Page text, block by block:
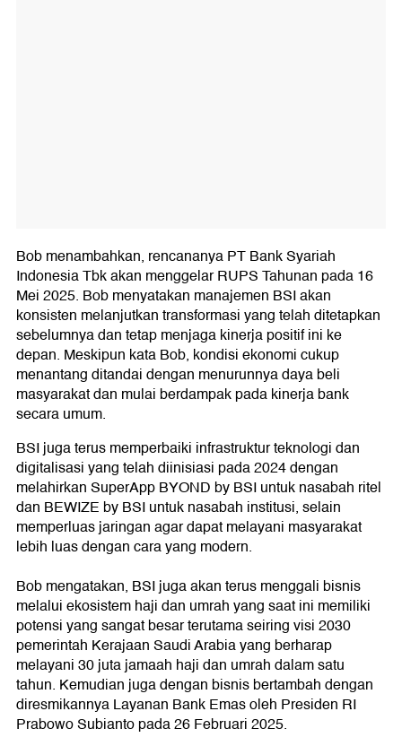
Bob menambahkan, rencananya PT Bank Syariah
Indonesia Tbk akan menggelar RUPS Tahunan pada 16
Mei 2025. Bob menyatakan manajemen BSI akan
konsisten melanjutkan transformasi yang telah ditetapkan
sebelumnya dan tetap menjaga kinerja positif ini ke
depan. Meskipun kata Bob, kondisi ekonomi cukup
menantang ditandai dengan menurunnya daya beli
masyarakat dan mulai berdampak pada kinerja bank
secara umum.
BSI juga terus memperbaiki infrastruktur teknologi dan
digitalisasi yang telah diinisiasi pada 2024 dengan
melahirkan SuperApp BYOND by BSI untuk nasabah ritel
dan BEWIZE by BSI untuk nasabah institusi, selain
memperluas jaringan agar dapat melayani masyarakat
lebih luas dengan cara yang modern.
Bob mengatakan, BSI juga akan terus menggali bisnis
melalui ekosistem haji dan umrah yang saat ini memiliki
potensi yang sangat besar terutama seiring visi 2030
pemerintah Kerajaan Saudi Arabia yang berharap
melayani 30 juta jamaah haji dan umrah dalam satu
tahun. Kemudian juga dengan bisnis bertambah dengan
diresmikannya Layanan Bank Emas oleh Presiden RI
Prabowo Subianto pada 26 Februari 2025.